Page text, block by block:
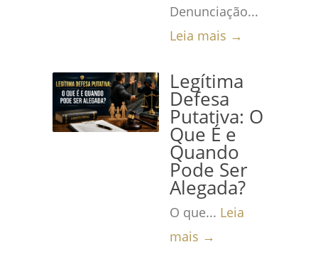
Denunciação...
Leia mais →
Legítima
Defesa
Putativa: O
Que É e
Quando
Pode Ser
Alegada?
O que... Leia
mais →